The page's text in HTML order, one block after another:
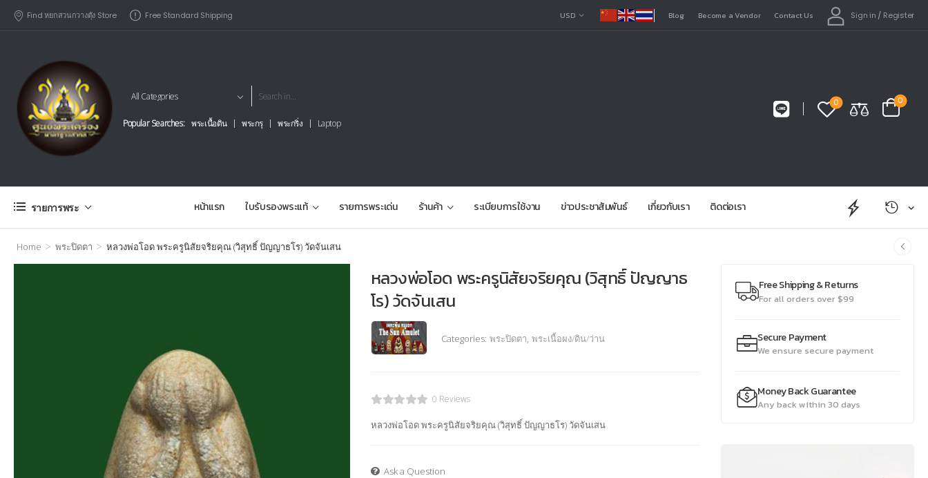
Find หยกสวนกวางตุัง Store Free Standard Shipping USD Blog Become a Vendor Contact Us Sign in / Register
Popular Searches: พระเนื้อดิน พระกรุ พระกริ่ง Laptop
0 0
รายการพระ หน้าแรก ใบรับรองพระแท้ รายการพระเด่น ร้านค้า ระเบียบการใช้งาน ข่าวประชาสัมพันธ์ เกี่ยวกับเรา ติดต่อเรา
Home > พระปิดตา > หลวงพ่อโอด พระครูนิสัยจริยคุณ (วิสุทธิ์ ปัญญาธโร) วัดจันเสน
Free Shipping & Returns
For all orders over $99
Secure Payment
We ensure secure payment
Money Back Guarantee
Any back within 30 days
หลวงพ่อโอด พระครูนิสัยจริยคุณ (วิสุทธิ์ ปัญญาธ
โร) วัดจันเสน
Categories: พระปิดตา, พระเนื้อผง/ดิน/ว่าน
0 Reviews
หลวงพ่อโอด พระครูนิสัยจริยคุณ (วิสุทธิ์ ปัญญาธโร) วัดจันเสน
Ask a Question